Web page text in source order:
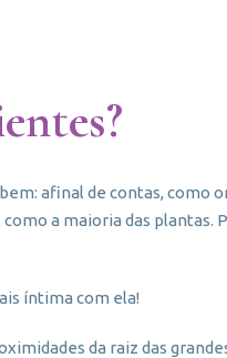
afinal de contas, como
a maioria das plantas.
íntima com ela!
da raiz das